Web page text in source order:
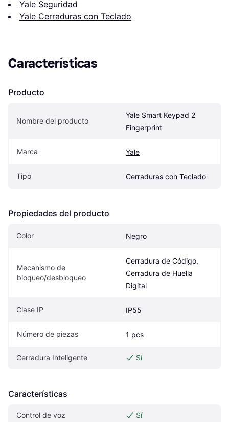
Yale Seguridad
Yale Cerraduras con Teclado
Características
Producto
Nombre del producto
Yale Smart Keypad 2
Fingerprint
Marca Yale
Tipo Cerraduras con Teclado
Propiedades del producto
Color Negro
Mecanismo de
bloqueo/desbloqueo
Cerradura de Código,
Cerradura de Huella
Digital
Clase IP IP55
Número de piezas 1 pcs
Cerradura Inteligente Sí
Características
Control de voz Sí